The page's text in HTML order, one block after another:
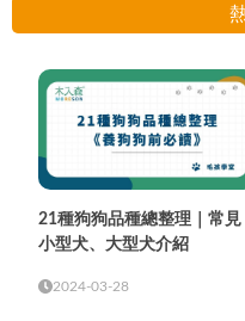
21種狗狗品種總整理｜常見
小型犬、大型犬介紹
2024-03-28